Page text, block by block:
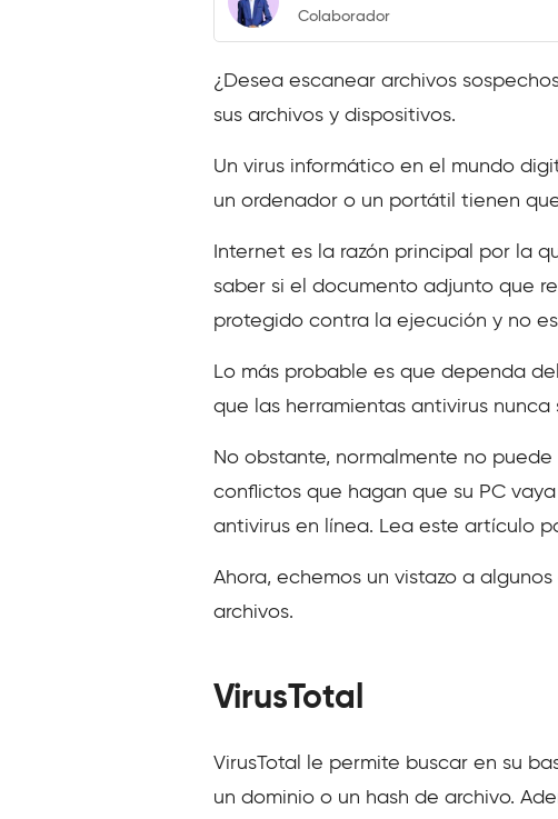
Colaborador
¿Desea escanear archivos
sus archivos y dispositivos.
Un virus informático en el mundo
un ordenador o un portátil tienen
Internet es la razón principal por la
saber si el documento adjunto que
protegido contra la ejecución y no
Lo más probable es que dependa
que las herramientas antivirus
No obstante, normalmente no
conflictos que hagan que su PC
antivirus en línea. Lea este artículo
Ahora, echemos un vistazo a
archivos.
VirusTotal
VirusTotal le permite buscar en su
un dominio o un hash de archivo.